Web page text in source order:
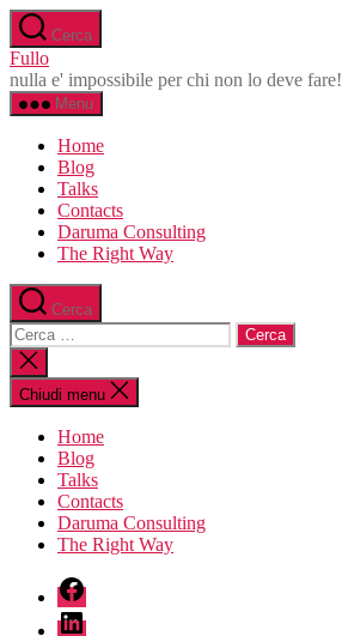
Salta
al
contenuto
Cerca
Fullo
nulla e' impossibile per chi non lo deve fare!
Menu
Home
Blog
Talks
Contacts
Daruma Consulting
The Right Way
Cerca
Cerca:
Chiudi
la
ricerca
Chiudi menu
Home
Blog
Talks
Contacts
Daruma Consulting
The Right Way
fb
linkedin